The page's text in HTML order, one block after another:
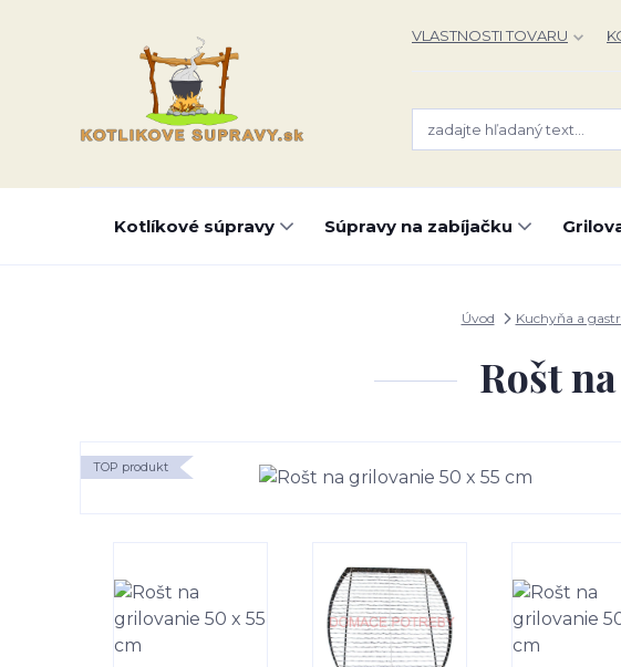
VLASTNOSTI TOVARU
Kotlíkové súpravy Súpravy na zabíjačku
Úvod Kuchyňa a
Rošt
TOP produkt